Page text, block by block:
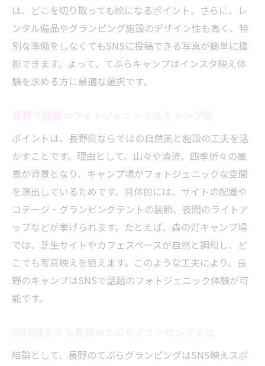
は、どこを切り取っても絵になるポイント。さらに、レ
ンタル備品やグランピング施設のデザイン性も高く、特
別な準備をしなくてもSNSに投稿できる写真が簡単に撮
影できます。よって、てぶらキャンプはインスタ映え体
験を求める方に最適な選択です。
ポイントは、長野県ならではの自然美と施設の工夫を活
かすことです。理由として、山々や清流、四季折々の風
景が背景となり、キャンプ場がフォトジェニックな空間
を演出しているためです。具体的には、サイトの配置や
コテージ・グランピングテントの装飾、夜間のライトア
ップなどが挙げられます。たとえば、森の灯キャンプ場
では、芝生サイトやカフェスペースが自然と調和し、ど
こでも写真映えを狙えます。このような工夫により、長
野のキャンプはSNSで話題のフォトジェニック体験が可
能です。
結論として、長野のてぶらグランピングはSNS映えスポ